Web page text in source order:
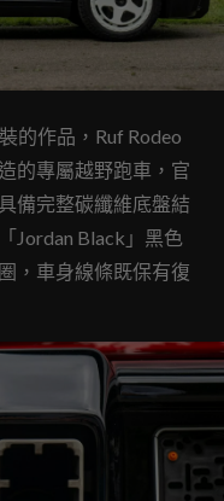
的作品，Ruf Rodeo
的專屬越野跑車，官
備完整碳纖維底盤結
Jordan Black」黑色
，車身線條既保有復